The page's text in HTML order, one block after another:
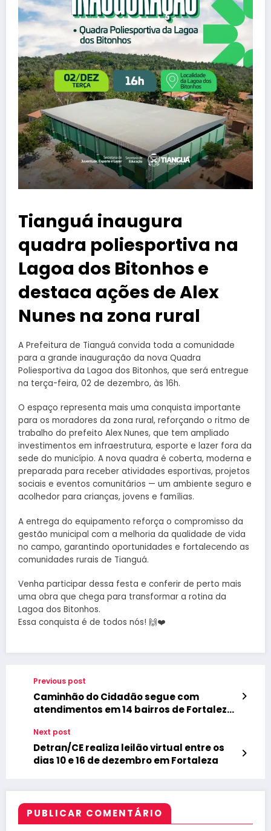
Tianguá inaugura
quadra poliesportiva na
Lagoa dos Bitonhos e
destaca ações de Alex
Nunes na zona rural
A Prefeitura de Tianguá convida toda a comunidade
para a grande inauguração da nova Quadra
Poliesportiva da Lagoa dos Bitonhos, que será entregue
na terça-feira, 02 de dezembro, às 16h.
O espaço representa mais uma conquista importante
para os moradores da zona rural, reforçando o ritmo de
trabalho do prefeito Alex Nunes, que tem ampliado
investimentos em infraestrutura, esporte e lazer fora da
sede do município. A nova quadra é coberta, moderna e
preparada para receber atividades esportivas, projetos
sociais e eventos comunitários — um ambiente seguro e
acolhedor para crianças, jovens e famílias.
A entrega do equipamento reforça o compromisso da
gestão municipal com a melhoria da qualidade de vida
no campo, garantindo oportunidades e fortalecendo as
comunidades rurais de Tianguá.
Venha participar dessa festa e conferir de perto mais
uma obra que chega para transformar a rotina da
Lagoa dos Bitonhos.
Essa conquista é de todos nós! 🙌❤️
Previous post
Caminhão do Cidadão segue com
atendimentos em 14 bairros de Fortaleza
Next post
Detran/CE realiza leilão virtual entre os
dias 10 e 16 de dezembro em Fortaleza
PUBLICAR COMENTÁRIO